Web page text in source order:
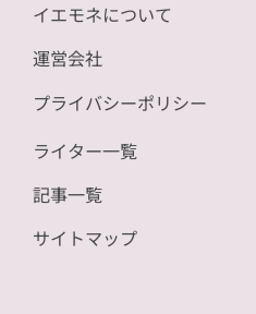
イエモネについて
運営会社
プライバシーポリシー
ライター一覧
記事一覧
サイトマップ